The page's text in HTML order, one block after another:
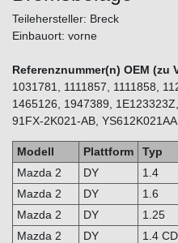
Teilehersteller: Breck
Einbauort: vorne
Referenznummer(n) OEM (zu
1031781, 1111857, 1111858,
1465126, 1947389, 1E123323Z,
91FX-2K021-AB,
Modell Plattform Typ
Mazda 2
DY 1.4
Mazda 2
DY 1.6
Mazda 2
DY 1.25
Mazda 2
DY 1.4 CD